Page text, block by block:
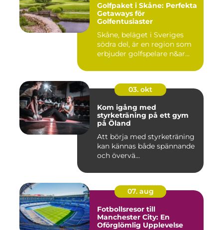
Golfpaket i Skåne: Perfekta
Getaways för
Golfentusiaster
Skåne, beläget i Sveriges
södra del, är en region som
erbjuder golfspelare n&ar...
03. okt
Kom igång med
styrketräning på ett gym
på Öland
Att börja med styrketräning
kan kännas både spännande
och övervä...
07. aug
Fotbollsresor till
Manchester City: En
Oförglömlig Upplevelse